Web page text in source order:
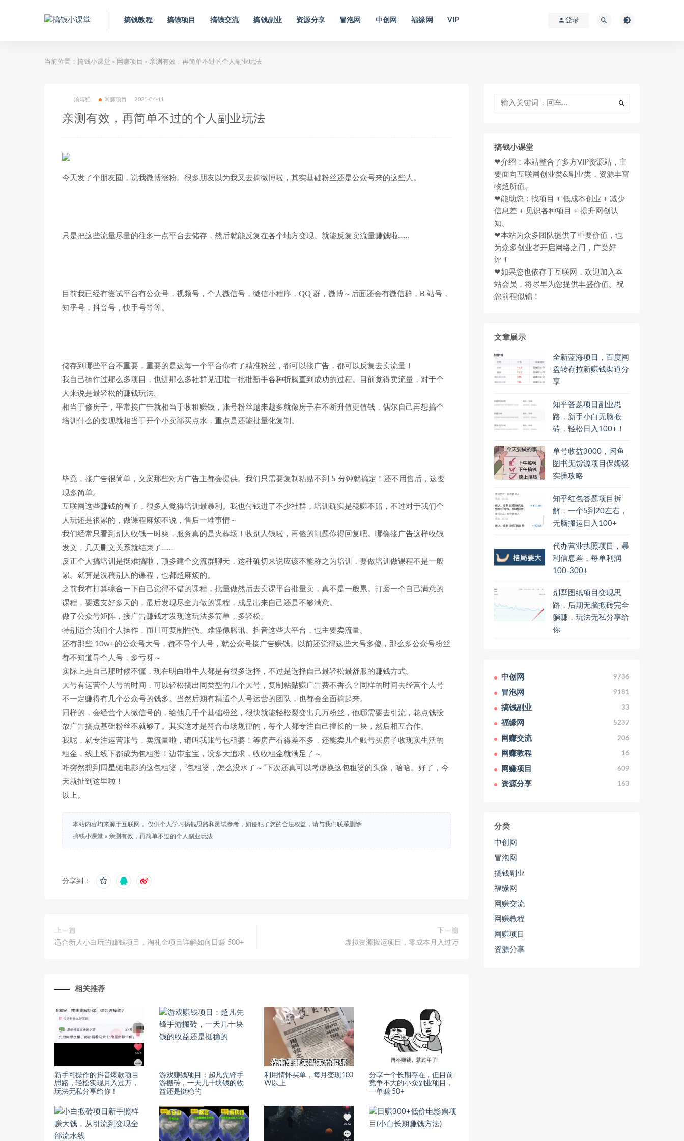
搞钱教程 搞钱项目 搞钱交流 搞钱副业 资源分享 冒泡网 中创网 福缘网 VIP 登录
当前位置： 搞钱小课堂 > 网赚项目 > 亲测有效，再简单不过的个人副业玩法
汤姆猫 网赚项目 2021-04-11
亲测有效，再简单不过的个人副业玩法
今天发了个朋友圈，说我微博涨粉。很多朋友以为我又去搞微博啦，其实基础粉丝还是公众号来的这些人。
只是把这些流量尽量的往多一点平台去储存，然后就能反复在各个地方变现、就能反复卖流量赚钱啦……
目前我已经有尝试平台有公众号，视频号，个人微信号，微信小程序，QQ 群，微博～后面还会有微信群，B 站号，
知乎号，抖音号，快手号等等。
储存到哪些平台不重要，重要的是这每一个平台你有了精准粉丝，都可以接广告，都可以反复去卖流量！
我自己操作过那么多项目，也进那么多社群见证啦一批批新手各种折腾直到成功的过程。目前觉得卖流量，对于个
人来说是最轻松的赚钱玩法。
相当于修房子，平常接广告就相当于收租赚钱，账号粉丝越来越多就像房子在不断升值更值钱，偶尔自己再想搞个
培训什么的变现就相当于开个小卖部买点水，重点是还能批量化复制。
毕竟，接广告很简单，文案那些对方广告主都会提供。我们只需要复制粘贴不到 5 分钟就搞定！还不用售后，这变
现多简单。
互联网这些赚钱的圈子，很多人觉得培训最暴利。我也付钱进了不少社群，培训确实是稳赚不赔，不过对于我们个
人玩还是很累的，做课程麻烦不说，售后一堆事情～
我们经常只看到别人收钱一时爽，服务真的是火葬场！收别人钱啦，再傻的问题你得回复吧。哪像接广告这样收钱
发文，几天删文关系就结束了……
反正个人搞培训是挺难搞啦，顶多建个交流群聊天，这种确切来说应该不能称之为培训，要做培训做课程不是一般
累。就算是洗稿别人的课程，也都超麻烦的。
之前我有打算综合一下自己觉得不错的课程，批量做然后去卖课平台批量卖，真不是一般累。打磨一个自己满意的
课程，要透支好多天的，最后发现尽全力做的课程，成品出来自己还是不够满意。
做了公众号矩阵，接广告赚钱才发现这玩法多简单，多轻松。
特别适合我们个人操作，而且可复制性强。难怪像腾讯、抖音这些大平台，也主要卖流量。
还有那些 10w+的公众号大号，都不导个人号，就公众号接广告赚钱。以前还觉得这些大号多傻，那么多公众号粉丝
都不知道导个人号，多亏呀～
实际上是自己那时候不懂，现在明白啦牛人都是有很多选择，不过是选择自己最轻松最舒服的赚钱方式。
大号有运营个人号的时间，可以轻松搞出同类型的几个大号，复制粘贴赚广告费不香么？同样的时间去经营个人号
不一定赚得有几个公众号的钱多。当然后期有精通个人号运营的团队，也都会全面搞起来。
同样的，会经营个人微信号的，给他几千个基础粉丝，很快就能轻松裂变出几万粉丝，他哪需要去引流，花点钱投
放广告搞点基础粉丝不就够了。其实这才是符合市场规律的，每个人都专注自己擅长的一块，然后相互合作。
我呢，就专注运营账号，卖流量啦，请叫我账号包租婆！等房产看得差不多，还能卖几个账号买房子收现实生活的
租金，线上线下都成为包租婆！边带宝宝，没多大追求，收收租金就满足了～
咋突然想到周星驰电影的这包租婆，“包租婆，怎么没水了～”下次还真可以考虑换这包租婆的头像，哈哈。好了，今
天就扯到这里啦！
以上。
本站内容均来源于互联网， 仅供个人学习搞钱思路和测试参考，如侵犯了您的合法权益，请与我们联系删除
搞钱小课堂 » 亲测有效，再简单不过的个人副业玩法
分享到：
上一篇
适合新人小白玩的赚钱项目，淘礼金项目详解如何日赚 500+
下一篇
虚拟资源搬运项目，零成本月入过万
相关推荐
新手可操作的抖音爆款项目
思路，轻松实现月入过万，
玩法无私分享给你！
游戏赚钱项目：超凡先锋手
游搬砖，一天几十块钱的收
益还是挺稳的
利用情怀买单，每月变现100
W以上
分享一个长期存在，但目前
竞争不大的小众副业项目，
一单赚 50+
搞钱小课堂
❤介绍：本站整合了多方VIP资源站，主
要面向互联网创业类&副业类，资源丰富
物超所值。
❤能助您：找项目 + 低成本创业 + 减少
信息差 + 见识各种项目 + 提升网创认
知。
❤本站为众多团队提供了重要价值，也
为众多创业者开启网络之门，广受好
评！
❤如果您也依存于互联网，欢迎加入本
站会员，将尽早为您提供丰盛价值。祝
您前程似锦！
文章展示
全新蓝海项目，百度网
盘转存拉新赚钱渠道分
享
知乎答题项目副业思
路，新手小白无脑搬
砖，轻松日入100+！
单号收益3000，闲鱼
图书无货源项目保姆级
实操攻略
知乎红包答题项目拆
解，一个5到20左右，
无脑搬运日入100+
代办营业执照项目，暴
利信息差，每单利润
100-300+
别墅图纸项目变现思
路，后期无脑搬砖完全
躺赚，玩法无私分享给
你
中创网 9736
冒泡网 9181
搞钱副业 33
福缘网 5237
网赚交流 206
网赚教程 16
网赚项目 609
资源分享 163
分类
中创网
冒泡网
搞钱副业
福缘网
网赚交流
网赚教程
网赚项目
资源分享